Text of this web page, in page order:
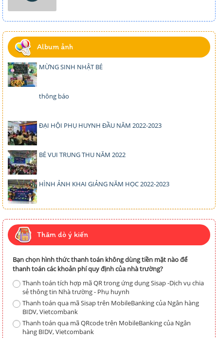
Album ảnh
MỪNG SINH NHẬT BÉ
thông báo
ĐẠI HỘI PHỤ HUYNH ĐẦU NĂM 2022-2023
BÉ VUI TRUNG THU NĂM 2022
HÌNH ẢNH KHAI GIẢNG NĂM HỌC 2022-2023
Thăm dò ý kiến
Bạn chọn hình thức thanh toán không dùng tiền mặt nào để
thanh toán các khoản phí quy định của nhà trường?
Thanh toán tích hợp mã QR trong ứng dụng Sisap -Dịch vụ chia
sẻ thông tin Nhà trường - Phụ huynh
Thanh toán qua mã Sisap trên MobileBanking của Ngân hàng
BIDV, Vietcombank
Thanh toán qua mã QRcode trên MobileBanking của Ngân
hàng BIDV, Vietcombank